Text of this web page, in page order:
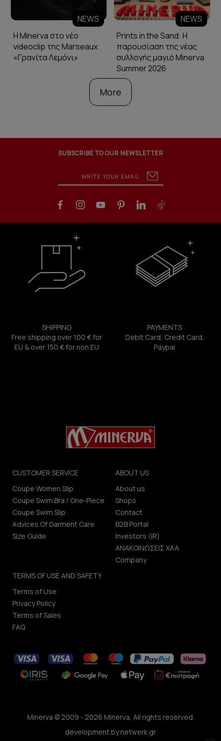
NEWS
Η Minerva στο νέο
videoclip της Marseaux
«Γρανίτα Λεμόνι»
NEWS
Prints in the Sand: Η
παρουσίαση της νέας
συλλογής μαγιό Minerva
Summer 2026
More
SUBSCRIBE TO OUR NEWSLETTER
SHIPPING
Free shipping over 100 € for
EU & over 150 € for non EU
PAYMENTS
Debit Card, Credit Card,
Paypal
CUSTOMER SERVICE
Coupe Women Slip
Coupe Swim Bra / One-Piece
Coupe Swim Slip
Advices Of Garment Care
Size Guide
ABOUT US
About us
Shops
Contact
B2B Portal
Investors (IR)
ΑΝΑΚΟΙΝΩΣΕΙΣ ΧΑΑ
Company
TERMS OF USE AND SAFETY
Terms of Use
Privacy Policy
Terms of Sales
FAQ
Minerva © 2009 - 2026 Minerva, All rights reserved.
development bynetwerk.gr